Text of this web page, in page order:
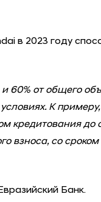
в 2023 году
60% от общего
К
кредитования до
взноса, со
Банк.